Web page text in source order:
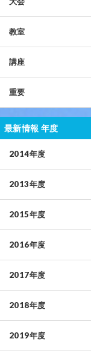
教室
講座
重要
最新情報 年度
2014年度
2013年度
2015年度
2016年度
2017年度
2018年度
2019年度